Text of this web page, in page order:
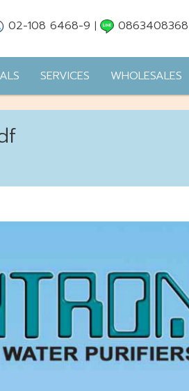
02-108 6468-9 | 0863408368
SERVICES WHOLESALES